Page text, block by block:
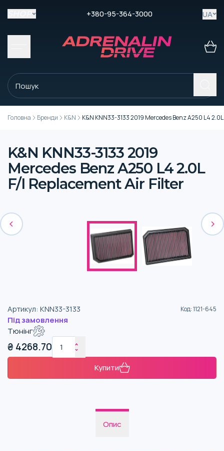
+380-95-364-3000 UA
Головна Бренди K&N K&N KNN33-3133 2019 Mercedes Benz A250 L4
K&N KNN33-3133 2019
Mercedes Benz A250 L4 2.0L
F/I Replacement Air Filter
Артикул: KNN33-3133 Код:1121-645
Під замовлення
Тюнінг
₴ 4268.70
Купити
Опис